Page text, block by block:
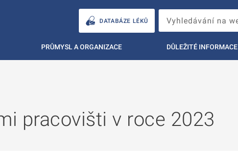
DATABÁZE LÉKŮ
PRŮMYSL A ORGANIZACE DŮLEŽITÉ INFORMACE
pracovišti v roce 2023